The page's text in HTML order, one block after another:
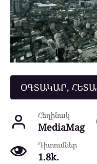
ՕԳՏԱԿԱՐ,
Հեղինակ
MediaMag
Դիտումներ
1.8k.